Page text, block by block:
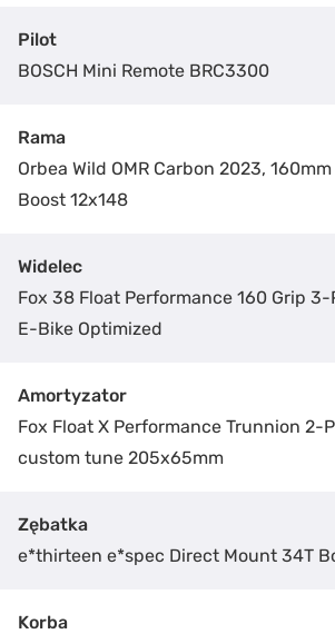
Pilot
BOSCH Mini Remote BRC3300
Rama
Orbea Wild OMR Carbon 2023,
Boost 12x148
Widelec
Fox 38 Float Performance 160 Grip 3-
E-Bike Optimized
Amortyzator
Fox Float X Performance Trunnion 2-
custom tune 205x65mm
Zębatka
e*thirteen e*spec Direct Mount 34T
Korba